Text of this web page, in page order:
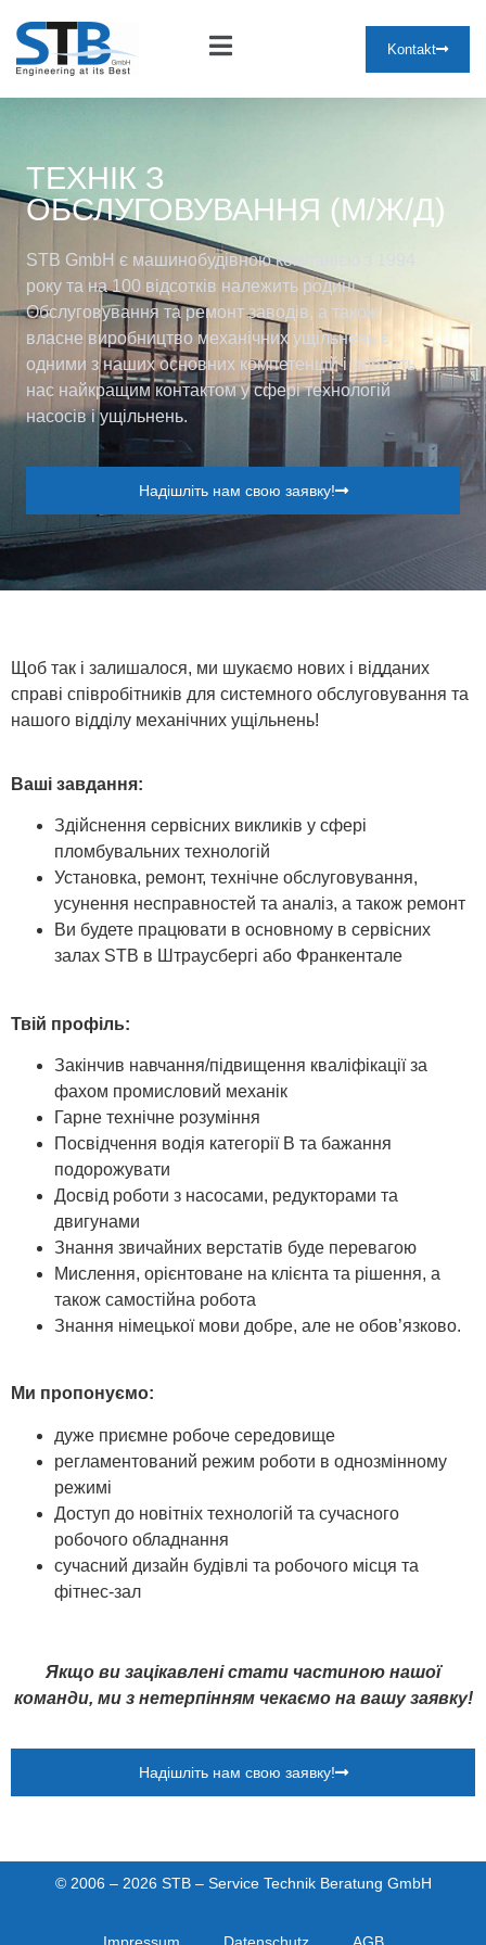
Kontakt
ТЕХНІК З
ОБСЛУГОВУВАННЯ (М/Ж/Д)
STB GmbH є машинобудівною компанією з 1994
року та на 100 відсотків належить родині.
Обслуговування та ремонт заводів, а також
власне виробництво механічних ущільнень є
одними з наших основних компетенцій і роблять
нас найкращим контактом у сфері технологій
насосів і ущільнень.
Надішліть нам свою заявку!
Щоб так і залишалося, ми шукаємо нових і відданих
справі співробітників для системного обслуговування та
нашого відділу механічних ущільнень!
Ваші завдання:
Здійснення сервісних викликів у сфері
пломбувальних технологій
Установка, ремонт, технічне обслуговування,
усунення несправностей та аналіз, а також ремонт
Ви будете працювати в основному в сервісних
залах STB в Штраусбергі або Франкентале
Твій профіль:
Закінчив навчання/підвищення кваліфікації за
фахом промисловий механік
Гарне технічне розуміння
Посвідчення водія категорії В та бажання
подорожувати
Досвід роботи з насосами, редукторами та
двигунами
Знання звичайних верстатів буде перевагою
Мислення, орієнтоване на клієнта та рішення, а
також самостійна робота
Знання німецької мови добре, але не обов’язково.
Ми пропонуємо:
дуже приємне робоче середовище
регламентований режим роботи в однозмінному
режимі
Доступ до новітніх технологій та сучасного
робочого обладнання
сучасний дизайн будівлі та робочого місця та
фітнес-зал
Якщо ви зацікавлені стати частиною нашої
команди, ми з нетерпінням чекаємо на вашу заявку!
Надішліть нам свою заявку!
© 2006 – 2026 STB – Service Technik Beratung GmbH